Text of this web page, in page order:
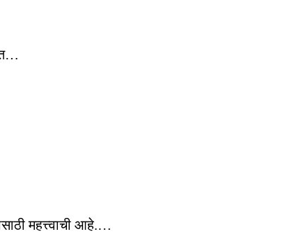
महत्त्वाची आहे.…